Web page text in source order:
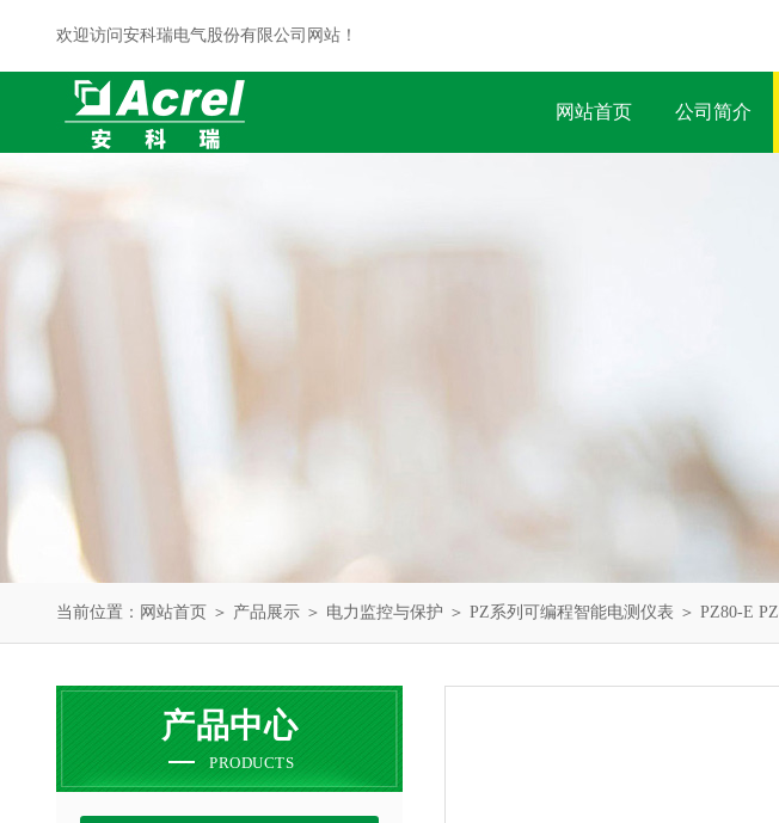
欢迎访问安科瑞电气股份有限公司网站！
网站首页 公司简介
当前位置： 网站首页 ＞ 产品展示 ＞ 电力监控与保护 ＞ PZ系列可编程智能电测仪表 ＞ PZ80-E
产品中心
PRODUCTS